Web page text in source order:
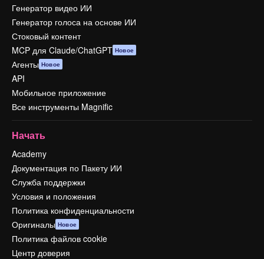
Генератор видео ИИ
Генератор голоса на основе ИИ
Стоковый контент
MCP для Claude/ChatGPT Новое
Агенты Новое
API
Мобильное приложение
Все инструменты Magnific
Начать
Academy
Документация по Пакету ИИ
Служба поддержки
Условия и положения
Политика конфиденциальности
Оригиналы Новое
Политика файлов cookie
Центр доверия